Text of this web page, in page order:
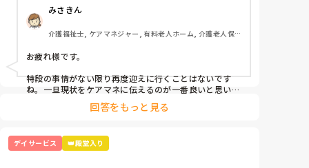
このような場合、どう対処したらいいでしょうか。ア
ドバイスがあれば、教えていただきたいです。
みさきん
介護福祉士, ケアマネジャー, 有料老人ホーム, 介護老人保
お疲れ様です。
特段の事情がない限り再度迎えに行くことはないです
ね。一旦現状をケアマネに伝えるのが一番良いと思いま
す。朝ごはんや着替えだと時間かかりますよね。
回答をもっと見る
デイサービス 👑殿堂入り